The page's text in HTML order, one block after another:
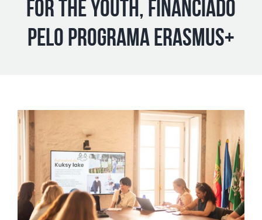
for the Youth, financiado
pelo programa Erasmus+